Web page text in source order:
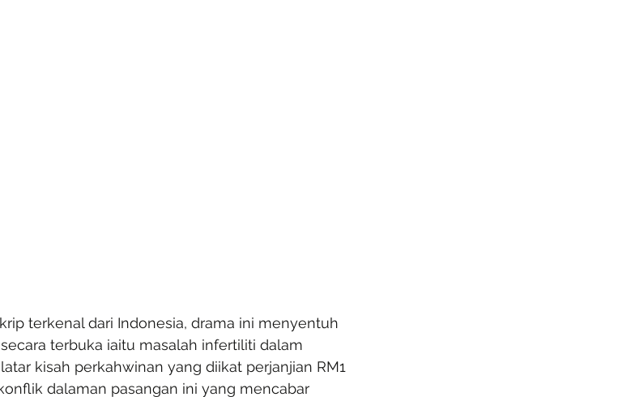
terkenal dari Indonesia, drama ini menyentuh
terbuka iaitu masalah infertiliti dalam
kisah perkahwinan yang diikat perjanjian RM1
dalaman pasangan ini yang mencabar